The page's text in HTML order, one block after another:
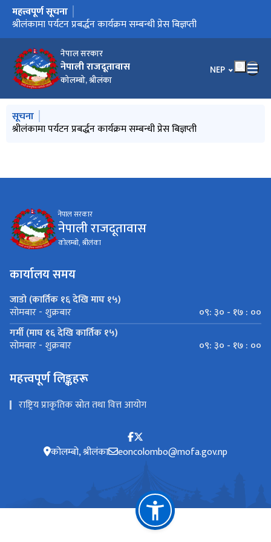
नेपाल सरकार
नेपाली राजदूतावास
कोलम्बो, श्रीलंका
भाषा चयन गर्नुहोस्
NEP
मुख्य नेभिगेसनमा जानुहोस्
महत्त्वपूर्ण सूचना
Call for International Observers to Observe the House of
Representative Election, 2026 of Nepal
श्रीलंकामा पर्यटन प्रबर्द्धन कार्यक्रम सम्बन्धी प्रेस बिज्ञप्ती
मुख्य नेभिगेसनमा जानुहोस्
सूचना
Call for International Observers to Observe the House of
श्रीलंकामा पर्यटन प्रबर्द्धन कार्यक्रम सम्बन्धी प्रेस बिज्ञप्ती
नेपाल सरकार
नेपाली राजदूतावास
कोलम्बो, श्रीलंका
कार्यालय समय
जाडो (कार्तिक १६ देखि माघ १५)
सोमबार - शुक्रबार
०९: ३० - १७ : ००
गर्मी (माघ १६ देखि कार्तिक १५)
सोमबार - शुक्रबार ०९: ३० - १७ : ००
महत्त्वपूर्ण लिङ्कहरू
राष्ट्रिय प्राकृतिक स्रोत तथा वित्त आयोग
कोलम्बो, श्रीलंका eoncolombo@mofa.gov.np